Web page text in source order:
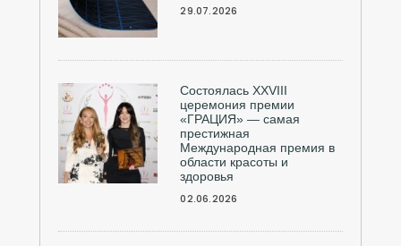
29.07.2026
Состоялась ХXVIII
церемония премии
«ГРАЦИЯ» — самая
престижная
Международная премия в
области красоты и
здоровья
02.06.2026